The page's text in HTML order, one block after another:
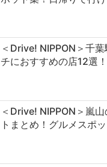
＜Drive! NIPPON＞千
チにおすすめの店12選
＜Drive! NIPPON＞嵐
トまとめ！グルメスポ